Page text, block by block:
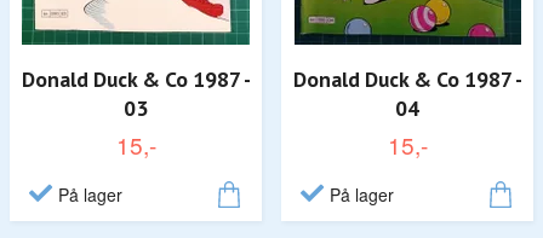
Donald Duck & Co 1987 -
03
15,-
På lager
Donald Duck & Co 1987 -
04
15,-
På lager